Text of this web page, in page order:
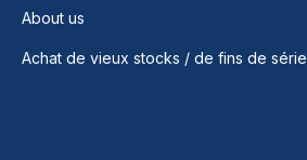
About us
Achat de vieux stocks / de fins de série